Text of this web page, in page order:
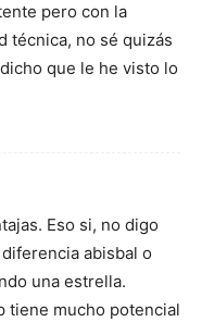
pero con la
técnica, no sé quizás
que le he visto lo
Eso si, no digo
abisbal o
una estrella.
tiene mucho potencial